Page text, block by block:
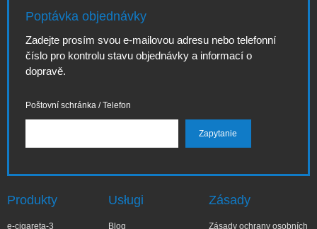
Poptávka objednávky
Zadejte prosím svou e-mailovou adresu nebo telefonní
číslo pro kontrolu stavu objednávky a informací o
dopravě.
Poštovní schránka / Telefon
Produkty
e-cigareta-3
Usługi
Blog
Zásady
Zásady ochrany osobních